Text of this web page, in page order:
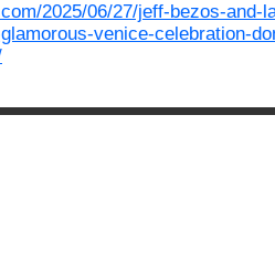
2025/06/27/jeff-bezos-and-
venice-celebration-